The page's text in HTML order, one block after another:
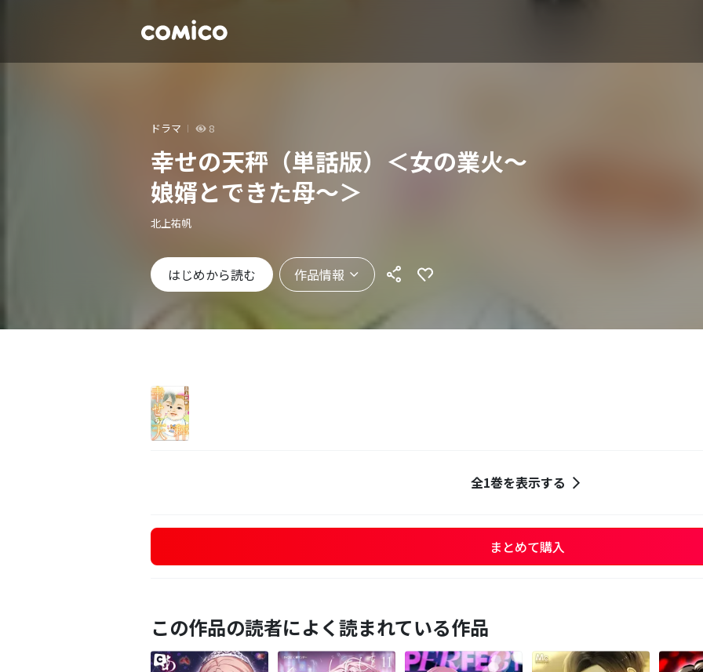
ドラマ 8
幸せの天秤（単話版）＜女の業火～
娘婿とできた母～＞
北上祐帆
はじめから読む 作品情報
全1巻を表示する
まとめて購入
この作品の読者によく読まれている作品